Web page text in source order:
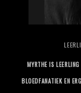
MYRTHE IS
BLOEDFANATIEK EN